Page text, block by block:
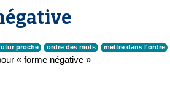
proche ordre des mots mettre dans l'ordre
« forme négative »